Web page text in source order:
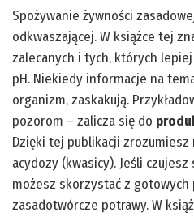
Spożywanie żywności
odkwaszającej. W książce tej
zalecanych i tych, których
pH. Niekiedy informacje na
organizm, zaskakują.
pozorom – zalicza się do
Dzięki tej publikacji
acydozy (kwasicy). Jeśli
możesz skorzystać z gotowych
zasadotwórcze potrawy. W